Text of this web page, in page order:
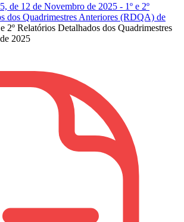
de 12 de Novembro de 2025 - 1º e 2º
dos Quadrimestres Anteriores (RDQA) de
2º Relatórios Detalhados dos Quadrimestres
2025